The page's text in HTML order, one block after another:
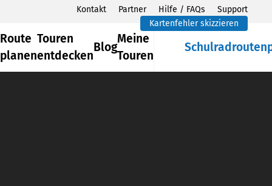
Kontakt Partner Hilfe / FAQs
Support
Kartenfehler skizzieren
Route
planen
Touren
entdecken
Blog
Meine
Touren